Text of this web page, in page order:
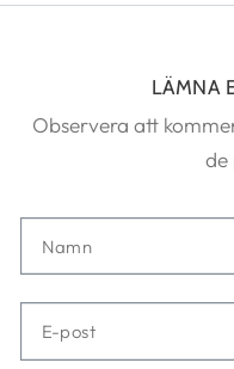
LÄMNA
Observera att
de
post